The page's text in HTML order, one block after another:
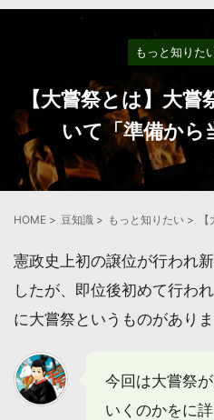
もっと知りた
【大嘗祭とは】大
いて「準備から
HOME > 豆知識 > もっと知りたい >
憲政史上初の譲位が行われ
したが、即位後初めて行わ
に大嘗祭というものがありま
今回は大嘗祭
いくのかをに